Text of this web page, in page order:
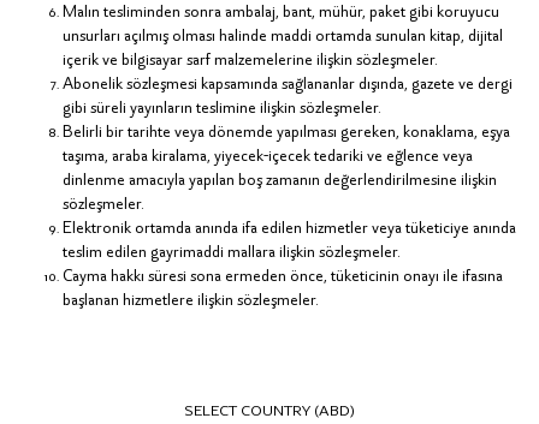
Malın tesliminden sonra ambalaj, bant, mühür, paket gibi koruyucu
unsurları açılmış olması halinde maddi ortamda sunulan kitap, dijital
içerik ve bilgisayar sarf malzemelerine ilişkin sözleşmeler.
Abonelik sözleşmesi kapsamında sağlananlar dışında, gazete ve dergi
gibi süreli yayınların teslimine ilişkin sözleşmeler.
Belirli bir tarihte veya dönemde yapılması gereken, konaklama, eşya
taşıma, araba kiralama, yiyecek-içecek tedariki ve eğlence veya
dinlenme amacıyla yapılan boş zamanın değerlendirilmesine ilişkin
sözleşmeler.
Elektronik ortamda anında ifa edilen hizmetler veya tüketiciye anında
teslim edilen gayrimaddi mallara ilişkin sözleşmeler.
Cayma hakkı süresi sona ermeden önce, tüketicinin onayı ile ifasına
başlanan hizmetlere ilişkin sözleşmeler.
SELECT COUNTRY (ABD)